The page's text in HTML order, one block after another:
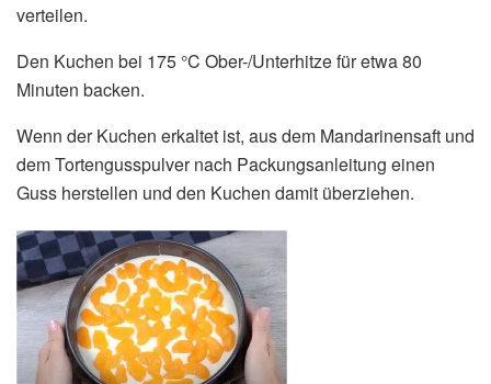
verteilen.
Den Kuchen bei 175 °C Ober-/Unterhitze für etwa 80
Minuten backen.
Wenn der Kuchen erkaltet ist, aus dem Mandarinensaft und
dem Tortengusspulver nach Packungsanleitung einen
Guss herstellen und den Kuchen damit überziehen.